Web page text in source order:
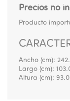
Precios no
Producto
Ancho (cm):
Largo (cm):
Altura (cm): 93.0